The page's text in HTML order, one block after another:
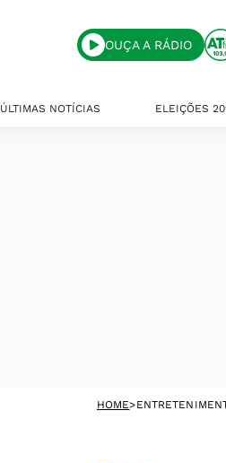
OUÇA A RÁDIO
ÚLTIMAS NOTÍCIAS ELEIÇÕES
HOME>